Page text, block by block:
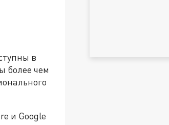
в
более чем
и Google